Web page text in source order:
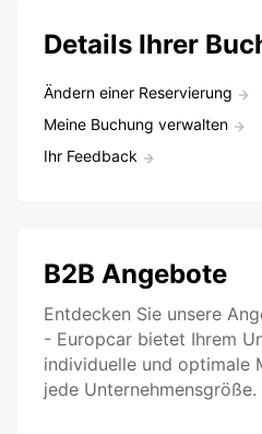
Details Ihrer
Ändern einer Reservierung
Meine Buchung verwalten
Ihr Feedback
B2B Angebote
Entdecken Sie unsere
- Europcar bietet Ihrem
individuelle und optimale
jede Unternehmensgröße.